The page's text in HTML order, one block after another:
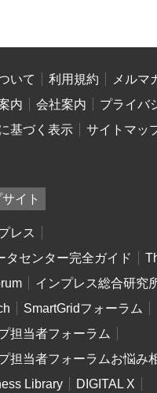
いて 利用規約
メルマ
内
会社案内
プライバ
基づく表示
サイトマッ
イト
レス
タセンター完全ガイド
インプレス総合研究
SmartGridフォーラム
担当者フォーラム
担当者フォーラムお悩み
Library
DIGITAL X